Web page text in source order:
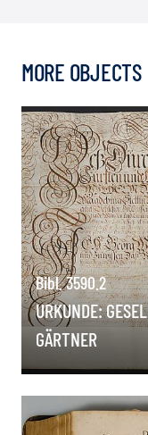
MORE OBJECTS
Bibl. 3590.2
URKUNDE:
GÄRTNER